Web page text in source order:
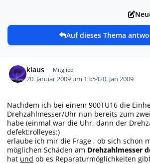
Auf dieses Thema
klaus Mitglied
20. Januar 2009 um 13:5420. Jan 2009
Nachdem ich bei einem 900TU16 die
Drehzahlmesser/Uhr nun bereits zum
habe (einmal war die Uhr, dann der
defekt:rolleyes:)
erlaube ich mir die Frage , ob sich schon
möglichen Schäden am Drehzahlmesser
hat und ob es Reparaturmöglichkeiten